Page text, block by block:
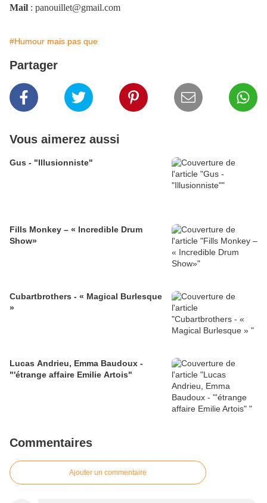
Mail : panouillet@gmail.com
#Humour mais pas que
Partager
Vous aimerez aussi
Gus - "Illusionniste"
Fills Monkey – « Incredible Drum
Show»
Cubartbrothers - « Magical Burlesque
»
Lucas Andrieu, Emma Baudoux -
"'étrange affaire Emilie Artois"
Commentaires
Ajouter un commentaire